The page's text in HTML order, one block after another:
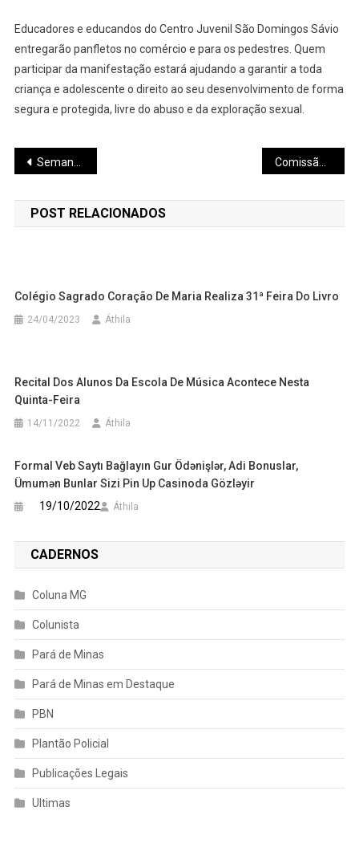
Educadores e educandos do Centro Juvenil São Domingos Sávio
entregarão panfletos no comércio e para os pedestres. Quem
participar da manifestação estará ajudando a garantir a toda
criança e adolescente o direito ao seu desenvolvimento de forma
segura e protegida, livre do abuso e da exploração sexual.
Navegação
de
Post
Semana das Mães movimentou o HNSC
POST RELACIONADOS
Colégio Sagrado Coração De Maria Realiza 31ª Feira Do Livro
24/04/2023 Áthila
Recital Dos Alunos Da Escola De Música Acontece Nesta
Quinta-Feira
14/11/2022 Áthila
Formal Veb Saytı Bağlayın️ Gur Ödənişlər, Adi Bonuslar,
Ümumən Bunlar Sizi Pin Up Casinoda Gözləyir
19/10/2022
Áthila
CADERNOS
Coluna MG
Colunista
Pará de Minas
Pará de Minas em Destaque
PBN
Plantão Policial
Publicações Legais
Ultimas